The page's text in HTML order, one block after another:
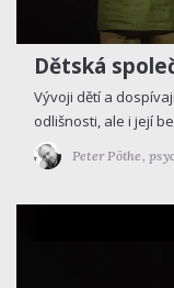
Dětská
Vývoji dětí a
odlišnosti, ale i její
Peter Pöthe,